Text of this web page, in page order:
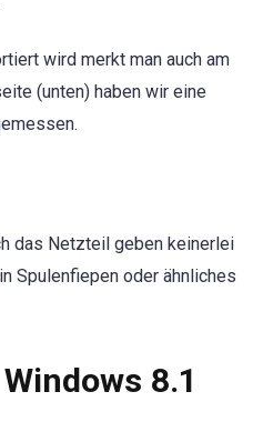
wird merkt man auch am
(unten) haben wir eine
das Netzteil geben keinerlei
Spulenfiepen oder ähnliches
8.1